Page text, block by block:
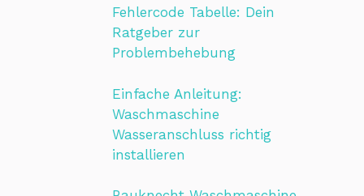
Fehlercode Tabelle: Dein
Ratgeber zur
Problembehebung
Einfache Anleitung:
Waschmaschine
Wasseranschluss richtig
installieren